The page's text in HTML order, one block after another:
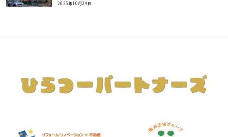
2025年10月24日